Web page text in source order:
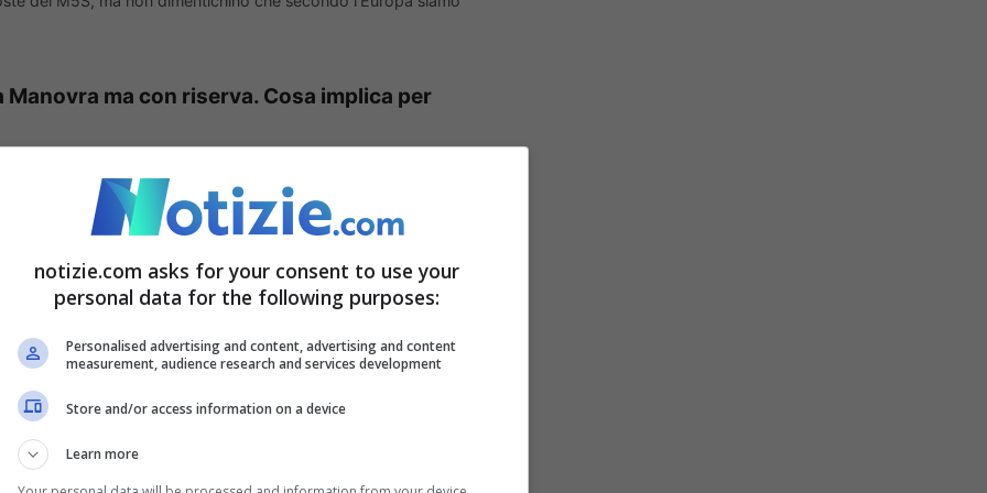
Manovra ma con riserva. Cosa implica per
applicare la Legge di bilancio. La riserva
nella Manovra, ma una
dal decreto del 2020, ovvero il famigerato
di bilancio quasi insopportabile per le
partirà con una minore possibilità di
il recupero del deficit del Superbonus”.
notizie.com asks for your consent to use your
personal data for the following purposes:
Personalised advertising and content, advertising and content
measurement, audience research and services development
Store and/or access information on a device
Learn more